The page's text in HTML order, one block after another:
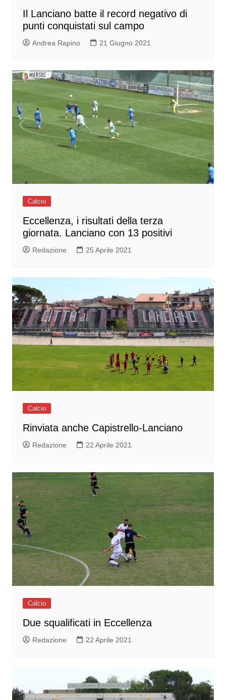
Il Lanciano batte il record negativo di
punti conquistati sul campo
Andrea Rapino 21 Giugno 2021
Calcio
Eccellenza, i risultati della terza
giornata. Lanciano con 13 positivi
Redazione 25 Aprile 2021
Calcio
Rinviata anche Capistrello-Lanciano
Redazione 22 Aprile 2021
Calcio
Due squalificati in Eccellenza
Redazione 22 Aprile 2021